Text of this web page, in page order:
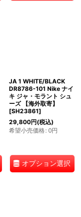
JA 1 WHITE/BLACK
DR8786-101 Nike ナイ
キ ジャ・モラント シュ
ーズ 【海外取寄】
[SH23861]
29,800円(税込)
希望小売価格: 0円
オプション選択